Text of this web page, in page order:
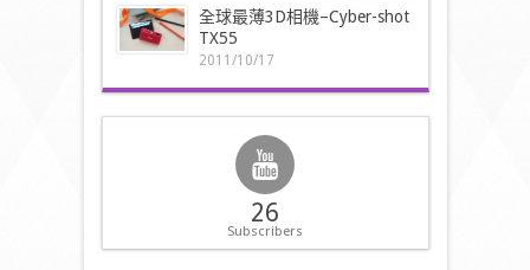
全球最薄3D相機–Cyber-shot
TX55
2011/10/17
26
Subscribers